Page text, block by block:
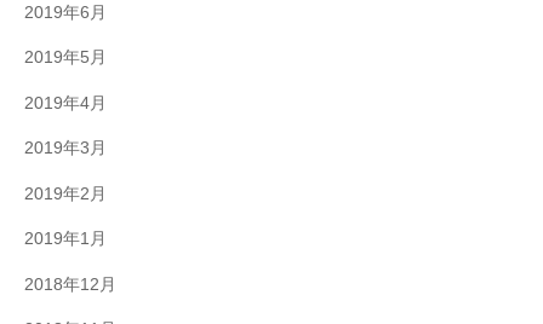
2019年6月
2019年5月
2019年4月
2019年3月
2019年2月
2019年1月
2018年12月